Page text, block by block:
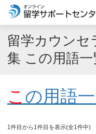
留学カウン
集 この用語一
こ の用語
1件目から1件目を表示(全1件中)